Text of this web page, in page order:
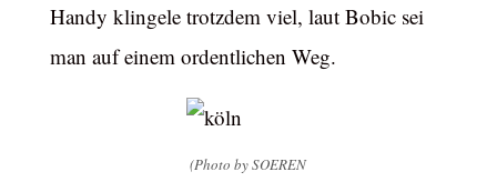
Handy klingele trotzdem viel, laut Bobic sei
man auf einem ordentlichen Weg.
(Photo by SOEREN